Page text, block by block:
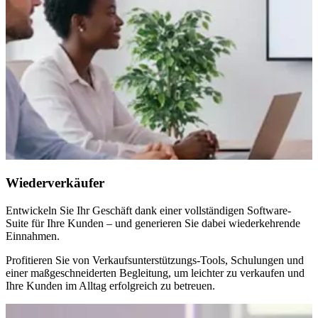
Wiederverkäufer
Entwickeln Sie Ihr Geschäft dank einer vollständigen Software-
Suite für Ihre Kunden – und generieren Sie dabei wiederkehrende
Einnahmen.
Profitieren Sie von Verkaufsunterstützungs-Tools, Schulungen und
einer maßgeschneiderten Begleitung, um leichter zu verkaufen und
Ihre Kunden im Alltag erfolgreich zu betreuen.